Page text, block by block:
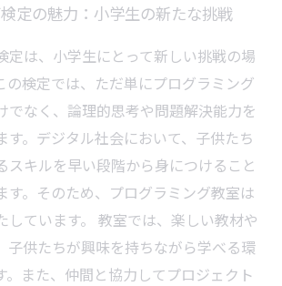
プログラミングを学ぶために必要
カタチ：プログラミングスキルが
グ検定取得への一歩：子供たちの
描こう
定の魅力：小学生の新たな挑戦
定は、小学生にとって新しい挑戦の場
の検定では、ただ単にプログラミング
でなく、論理的思考や問題解決能力を
す。デジタル社会において、子供たち
スキルを早い段階から身につけること
す。そのため、プログラミング教室は
しています。 教室では、楽しい教材や
子供たちが興味を持ちながら学べる環
。また、仲間と協力してプロジェクト